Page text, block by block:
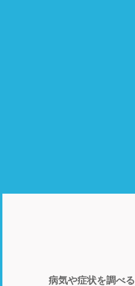
病気や症状を調べる